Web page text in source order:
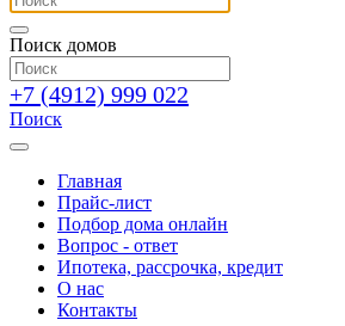
Поиск домов
+7 (4912) 999 022
Поиск
Главная
Прайс-лист
Подбор дома онлайн
Вопрос - ответ
Ипотека, рассрочка, кредит
О нас
Контакты